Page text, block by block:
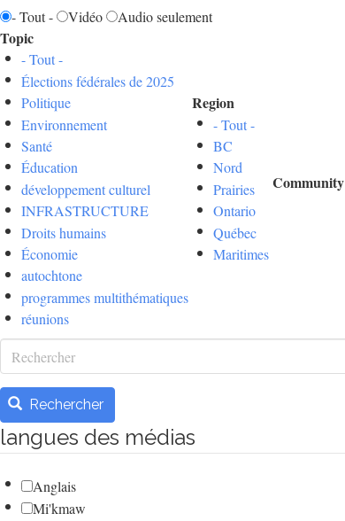
- Tout - Vidéo Audio seulement
Topic
- Tout -
Élections fédérales de 2025
Politique
Environnement
Santé
Éducation
développement culturel
INFRASTRUCTURE
Droits humains
Économie
autochtone
programmes multithématiques
réunions
Region
- Tout -
BC
Nord
Prairies
Ontario
Québec
Maritimes
Community
Rechercher
Rechercher
langues des médias
Anglais
Mi'kmaw